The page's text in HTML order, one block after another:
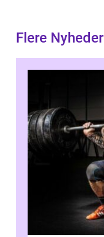
Flere Nyheder